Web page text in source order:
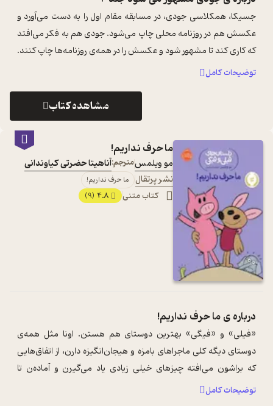
جسیکا، همکلاسی جودی،‌ در مسابقه مقام اول را به دست می‌آورد و
عکسش هم در روزنامه محلی چاپ می‌شود. جودی هم به فکر می‌افتد
که کاری کند تا مشهور شود و عکسش را در همه‌ی روزنامه‌ها چاپ کنند.
و جودی برای مش ...
توضیحات کامل
مشاهده کتاب
ما حرف نداریم!
مو ویلمسمترجم:آناهیتا حضرتی کیاوندانی
نشر پرتقال
ما حرف نداریم!
کتاب متنی 4.8
(9)
درباره یما حرف نداریم!
«فیلی» و «فیگی» بهترین دوستای هم هستن. اونا مثل همه‌ی
دوستای دیگه کلی ماجراهای بامزه و هیجان‌انگیزه دارن، از اتفاق‌هایی
که براشون می‌افته چیزهای خیلی زیادی یاد می‌گیرن و آماده‌ن تا
تجربه‌های جدیدی بدس ...
توضیحات کامل